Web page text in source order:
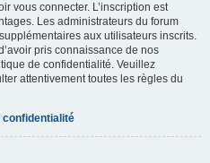
vous connecter. L’inscription est
Les administrateurs du forum
aux utilisateurs inscrits.
pris connaissance de nos
de confidentialité. Veuillez
attentivement toutes les règles du
confidentialité